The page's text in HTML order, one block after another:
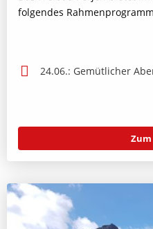
folgendes
24.06.: Gemütlicher